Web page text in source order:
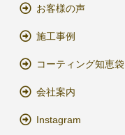
お客様の声
施工事例
コーティング知恵袋
会社案内
Instagram